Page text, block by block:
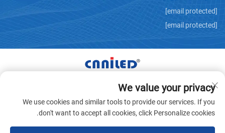
[email protected]
[email protected]
حقوق النشر © شركة Zhejiang Nailide Power Technology
المحدودة لتقنية الطاقة. جميع الحقوق محفوظة -سياسة الخصوصية
We value your privacy
We use cookies and similar tools to provide our services. If you
don't want to accept all cookies, click Personalize cookies.